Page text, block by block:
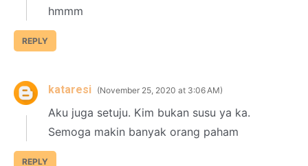
hmmm
REPLY
kataresi November 25, 2020 at 3:06 AM
Aku juga setuju. Kim bukan susu ya ka.
Semoga makin banyak orang paham
REPLY